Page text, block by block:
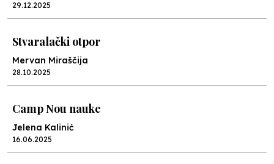
29.12.2025
Stvaralački otpor
Mervan Miraščija
28.10.2025
Camp Nou nauke
Jelena Kalinić
16.06.2025